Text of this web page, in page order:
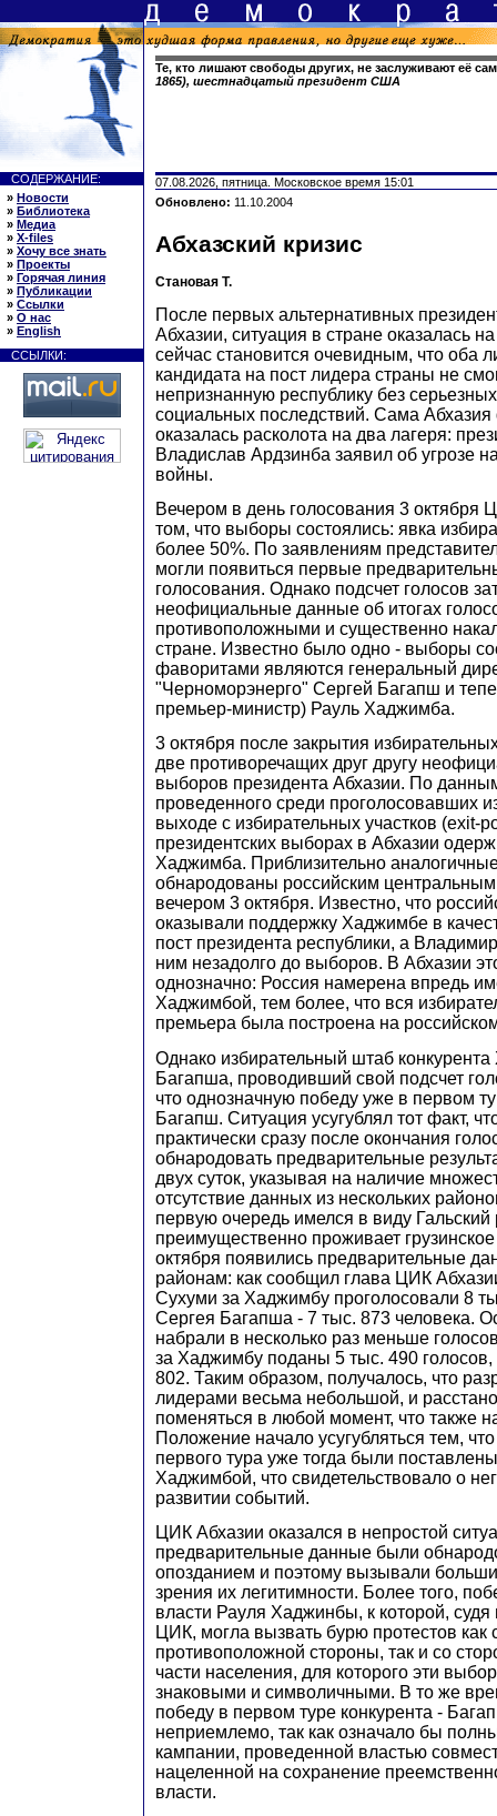
Те, кто лишают свободы других, не заслуживают её
1865), шестнадцатый президент США
СОДЕРЖАНИЕ:
» Новости
» Библиотека
» Медиа
» X-files
» Хочу все знать
» Проекты
» Горячая линия
» Публикации
» Ссылки
» О нас
» English
ССЫЛКИ:
07.08.2026, пятница. Московское время 15:01
Обновлено: 11.10.2004
Абхазский кризис
Становая Т.
После первых альтернативных
Абхазии, ситуация в стране оказалась
сейчас становится очевидным, что оба
кандидата на пост лидера страны не
непризнанную республику без
социальных последствий. Сама Абхазия
оказалась расколота на два лагеря:
Владислав Ардзинба заявил об угрозе
войны.
Вечером в день голосования 3 октября
том, что выборы состоялись: явка
более 50%. По заявлениям
могли появиться первые
голосования. Однако подсчет голосов
неофициальные данные об итогах
противоположными и существенно
стране. Известно было одно - выборы
фаворитами являются генеральный
"Черноморэнерго" Сергей Багапш и
премьер-министр) Рауль Хаджимба.
3 октября после закрытия
две противоречащих друг другу
выборов президента Абхазии. По
проведенного среди проголосовавших
выходе с избирательных участков (exit-
президентских выборах в Абхазии
Хаджимба. Приблизительно
обнародованы российским
вечером 3 октября. Известно, что
оказывали поддержку Хаджимбе в
пост президента республики, а
ним незадолго до выборов. В Абхазии
однозначно: Россия намерена впредь
Хаджимбой, тем более, что вся
премьера была построена на
Однако избирательный штаб
Багапша, проводивший свой подсчет
что однозначную победу уже в первом
Багапш. Ситуация усугублял тот факт,
практически сразу после окончания
обнародовать предварительные
двух суток, указывая на наличие
отсутствие данных из нескольких
первую очередь имелся в виду Гальский
преимущественно проживает
октября появились предварительные
районам: как сообщил глава ЦИК
Сухуми за Хаджимбу проголосовали 8
Сергея Багапша - 7 тыс. 873 человека.
набрали в несколько раз меньше
за Хаджимбу поданы 5 тыс. 490
802. Таким образом, получалось, что
лидерами весьма небольшой, и
поменяться в любой момент, что также
Положение начало усугубляться тем,
первого тура уже тогда были
Хаджимбой, что свидетельствовало о
развитии событий.
ЦИК Абхазии оказался в непростой
предварительные данные были
опозданием и поэтому вызывали
зрения их легитимности. Более того,
власти Рауля Хаджинбы, к которой, судя
ЦИК, могла вызвать бурю протестов как
противоположной стороны, так и со
части населения, для которого эти
знаковыми и символичными. В то же
победу в первом туре конкурента -
неприемлемо, так как означало бы
кампании, проведенной властью
нацеленной на сохранение
власти.